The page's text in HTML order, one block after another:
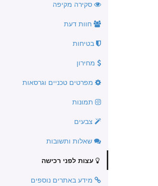
סקירה מקיפה
חוות דעת
בטיחות
מחירון
מפרטים טכניים וגרסאות
תמונות
צבעים
שאלות ותשובות
עצות לפני רכישה
מידע באתרים נוספים